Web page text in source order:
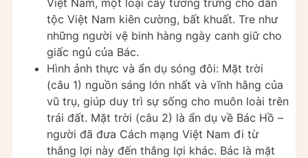
tộc Việt Nam kiên cường, bất khuất. Tre như
những người vệ binh hàng ngày canh giữ cho
giấc ngủ của Bác.
Hình ảnh thực và ẩn dụ sóng đôi: Mặt trời
(câu 1) nguồn sáng lớn nhất và vĩnh hằng của
vũ trụ, giúp duy trì sự sống cho muôn loài trên
trái đất. Mặt trời (câu 2) là ẩn dụ về Bác Hồ –
người đã đưa Cách mạng Việt Nam đi từ
thắng lợi này đến thắng lợi khác. Bác là mặt